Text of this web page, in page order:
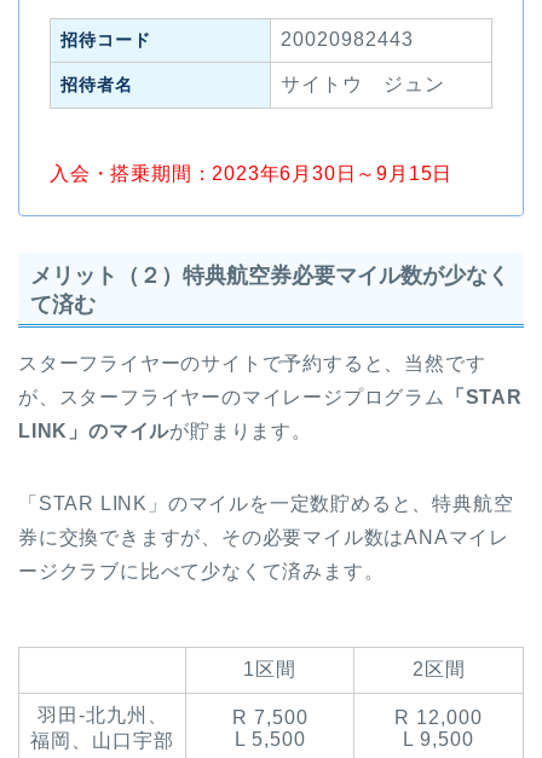
招待コード 20020982443
招待者名 サイトウ ジュン
入会・搭乗期間：2023年6月30日～9月15日
メリット（２）特典航空券必要マイル数が少なく
て済む
スターフライヤーのサイトで予約すると、当然です
が、スターフライヤーのマイレージプログラム
「STAR
LINK」のマイルが貯まります。
「STAR LINK」のマイルを一定数貯めると、特典航空
券に交換できますが、その必要マイル数はANAマイレ
ージクラブに比べて少なくて済みます。
1区間 2区間
羽田-北九州、
福岡、山口宇部
R 7,500
L 5,500
R 12,000
L 9,500